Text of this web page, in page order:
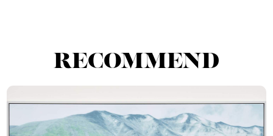
RECOMMEND